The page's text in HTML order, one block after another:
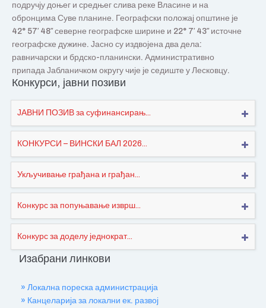
подручју доњег и средњег слива реке Власине и на
обронцима Суве планине. Географски положај општине је
42° 57′ 48″ северне географске ширине и 22° 7′ 43″ источне
географске дужине. Јасно су издвојена два дела:
равничарски и брдско-планински. Административно
припада Јабланичком округу чије је седиште у Лесковцу.
Конкурси, јавни позиви
ЈАВНИ ПОЗИВ за суфинансирањ...
КОНКУРСИ – ВИНСКИ БАЛ 2026...
Укључивање грађана и грађан...
Конкурс за попуњавање изврш...
Конкурс за доделу једнократ...
Изабрани линкови
» Локална пореска администрација
» Канцеларија за локални ек. развој